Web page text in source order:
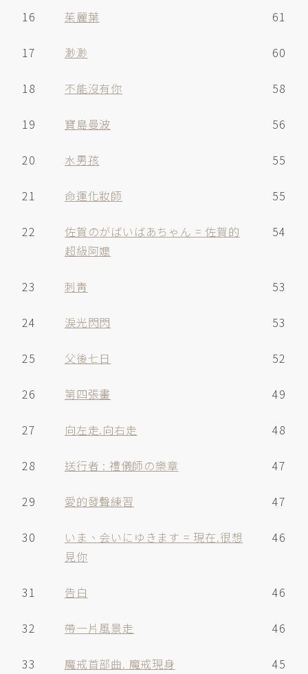
16 茱麗葉 61
17 渺渺 60
18 不能沒有你 58
19 寶島曼波 56
20 水男孩 55
21 命運化妝師 55
22
佐賀のがばいばあちゃん = 佐賀的
超級阿嬤
54
23 刺靑 53
24 淚光閃閃 53
25 父後七日 52
26 第四張畫 49
27 向左走.向右走 48
28 送行者 : 禮儀師の樂章 47
29 愛的發聲練習 47
30
いま、会いにゆきます = 現在.很想
見你
46
31 告白 46
32 帶一片風景走 46
33 魔戒首部曲. 魔戒現身 45